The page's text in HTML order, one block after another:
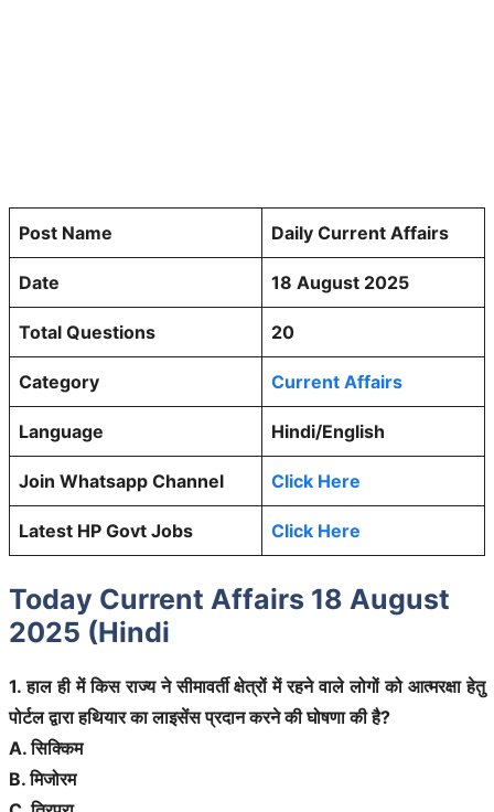
Post Name Daily Current Affairs
Date 18 August 2025
Total Questions 20
Category Current Affairs
Language Hindi/English
Join Whatsapp Channel Click Here
Latest HP Govt Jobs Click Here
Today Current Affairs 18 August
2025 (Hindi
1. हाल ही में किस राज्य ने सीमावर्ती क्षेत्रों में रहने वाले लोगों को आत्मरक्षा हेतु
पोर्टल द्वारा हथियार का लाइसेंस प्रदान करने की घोषणा की है?
A. सिक्किम
B. मिजोरम